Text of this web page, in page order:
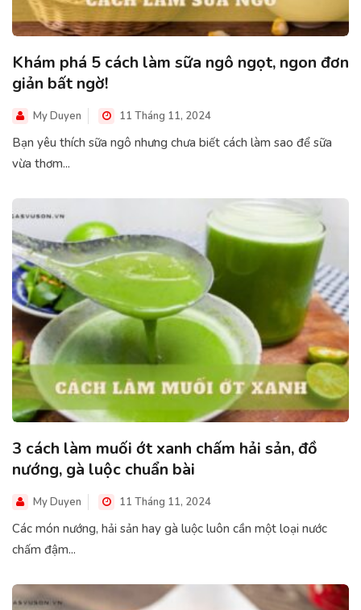
Khám phá 5 cách làm sữa ngô ngọt, ngon đơn
giản bất ngờ!
My Duyen 11 Tháng 11, 2024
Bạn yêu thích sữa ngô nhưng chưa biết cách làm sao để sữa
vừa thơm...
3 cách làm muối ớt xanh chấm hải sản, đồ
nướng, gà luộc chuẩn bài
My Duyen 11 Tháng 11, 2024
Các món nướng, hải sản hay gà luộc luôn cần một loại nước
chấm đậm...